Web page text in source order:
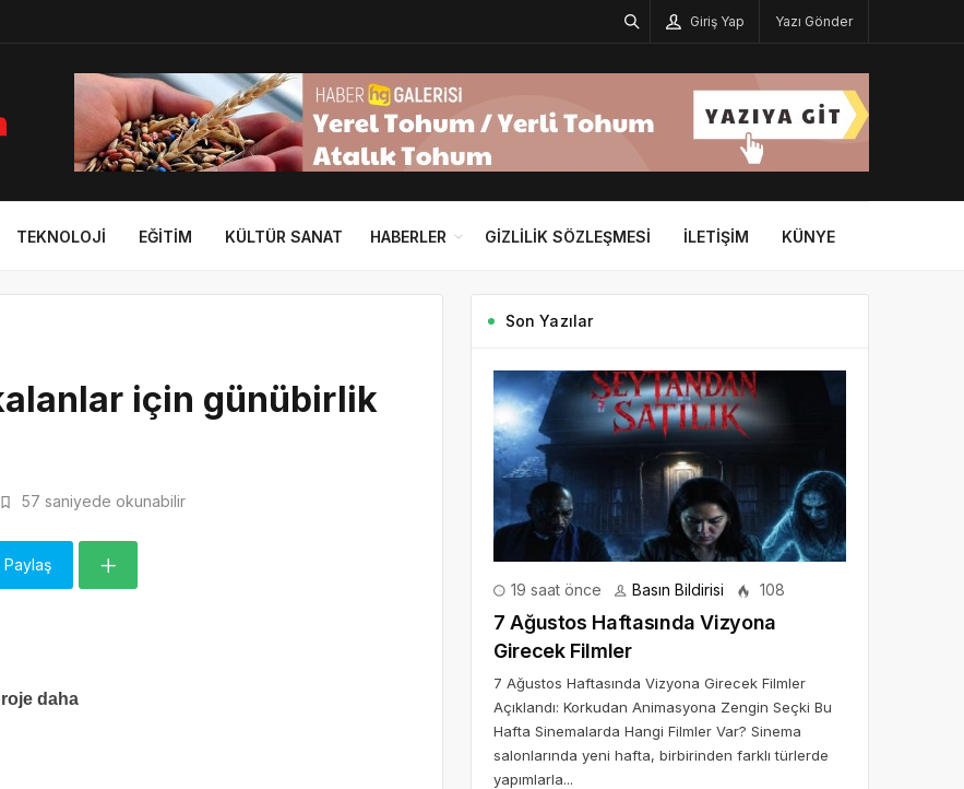
Giriş Yap Yazı Gönder
TEKNOLOJI EĞITIM KÜLTÜR SANAT HABERLER GIZLILIK SÖZLEŞMESI İLETIŞIM KÜNYE
için günübirlik
57 saniyede okunabilir
daha
Son Yazılar
19 saat önce Basın Bildirisi 108
7 Ağustos Haftasında Vizyona
Girecek Filmler
7 Ağustos Haftasında Vizyona Girecek Filmler
Açıklandı: Korkudan Animasyona Zengin Seçki Bu
Hafta Sinemalarda Hangi Filmler Var? Sinema
salonlarında yeni hafta, birbirinden farklı türlerde
yapımlarla...